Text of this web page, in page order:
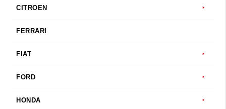
CITROEN
FERRARI
FIAT
FORD
HONDA